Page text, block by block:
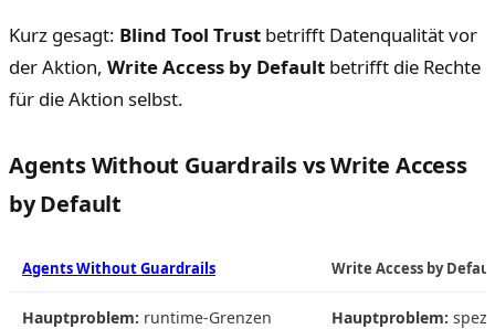
Kurz gesagt: Blind Tool Trust betrifft Datenqualität vor
der Aktion, Write Access by Default betrifft die Rechte
für die Aktion selbst.
Agents Without Guardrails vs Write Access
by Default
Agents Without Guardrails Write Access by
Hauptproblem: runtime-Grenzen Hauptproblem: